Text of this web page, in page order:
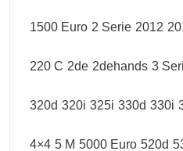
1500 Euro 2 Serie 2012
220 C 2de 2dehands 3
320d 320i 325i 330d 330i
4×4 5 M 5000 Euro 520d